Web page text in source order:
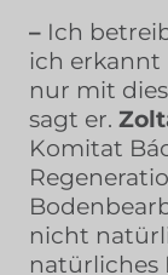
– Ich
ich erkannt
nur mit
sagt er.
Komitat
nicht
natürliches